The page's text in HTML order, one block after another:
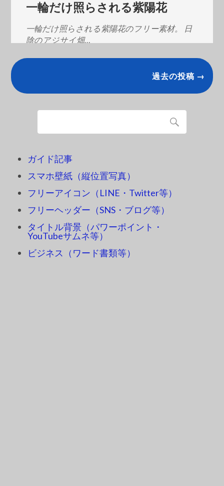
一輪だけ照らされる紫陽花
一輪だけ照らされる紫陽花のフリー素材。 日
陰のアジサイ畑…
過去の投稿 →
ガイド記事
スマホ壁紙（縦位置写真）
フリーアイコン（LINE・Twitter等）
フリーヘッダー（SNS・ブログ等）
タイトル背景（パワーポイント・
YouTubeサムネ等）
ビジネス（ワード書類等）